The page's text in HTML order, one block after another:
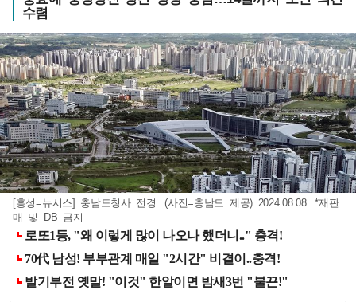
수렴
[홍성=뉴시스] 충남도청사 전경. (사진=충남도 제공) 2024.08.08. *재판
매 및 DB 금지